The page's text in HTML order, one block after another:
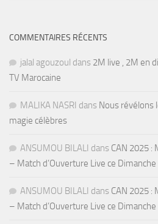
COMMENTAIRES RÉCENTS
jalal agouzoul dans 2M live , 2M en
TV Marocaine
MALIKA NASRI dans Nous révélons
magie célèbres
ANSUMOU BILALI dans CAN 2025 :
– Match d’Ouverture Live ce Dimanche
ANSUMOU BILALI dans CAN 2025 :
– Match d’Ouverture Live ce Dimanche